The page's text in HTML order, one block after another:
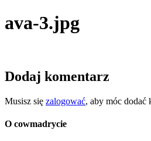
ava-3.jpg
Dodaj komentarz
Musisz się zalogować, aby móc dodać
O cowmadrycie